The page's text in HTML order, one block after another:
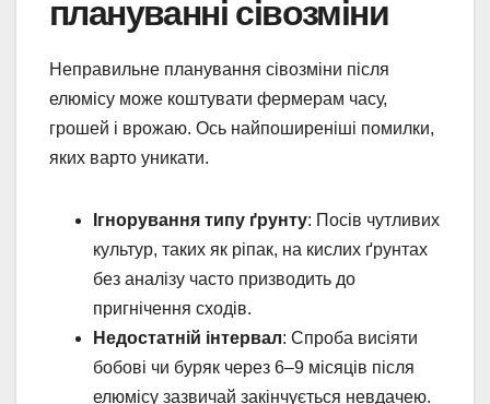
плануванні сівозміни
Неправильне планування сівозміни після
елюмісу може коштувати фермерам часу,
грошей і врожаю. Ось найпоширеніші помилки,
яких варто уникати.
Ігнорування типу ґрунту: Посів чутливих
культур, таких як ріпак, на кислих ґрунтах
без аналізу часто призводить до
пригнічення сходів.
Недостатній інтервал: Спроба висіяти
бобові чи буряк через 6–9 місяців після
елюмісу зазвичай закінчується невдачею.